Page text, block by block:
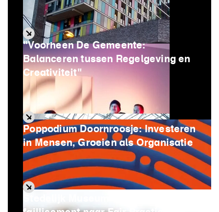
"Voorheen De Gemeente:
Balanceren tussen Regelgeving en
Creativiteit"
Poppodium Doornroosje: Investeren
in Mensen, Groeien als Organisatie